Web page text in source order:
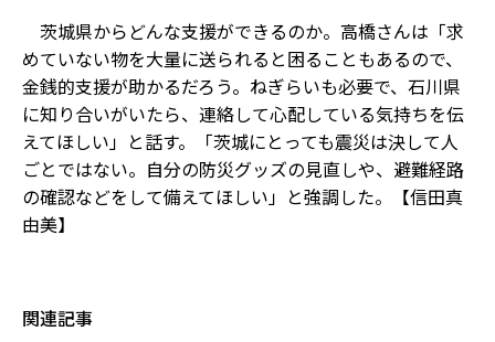
茨城県からどんな支援ができるのか。高橋さんは「求
めていない物を大量に送られると困ることもあるので、
金銭的支援が助かるだろう。ねぎらいも必要で、石川県
に知り合いがいたら、連絡して心配している気持ちを伝
えてほしい」と話す。「茨城にとっても震災は決して人
ごとではない。自分の防災グッズの見直しや、避難経路
の確認などをして備えてほしい」と強調した。【信田真
由美】
関連記事